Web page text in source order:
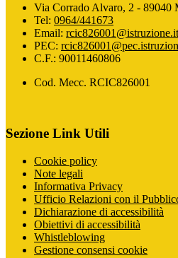
Via Corrado Alvaro, 2 - 89040
Tel: 0964/441673
Email: rcic826001@istruzione.it
PEC:
C.F.: 90011460806
Cod. Mecc. RCIC826001
Sezione Link Utili
Cookie policy
Note legali
Informativa Privacy
Ufficio Relazioni con il
Dichiarazione di accessibilità
Obiettivi di accessibilità
Whistleblowing
Gestione consensi cookie